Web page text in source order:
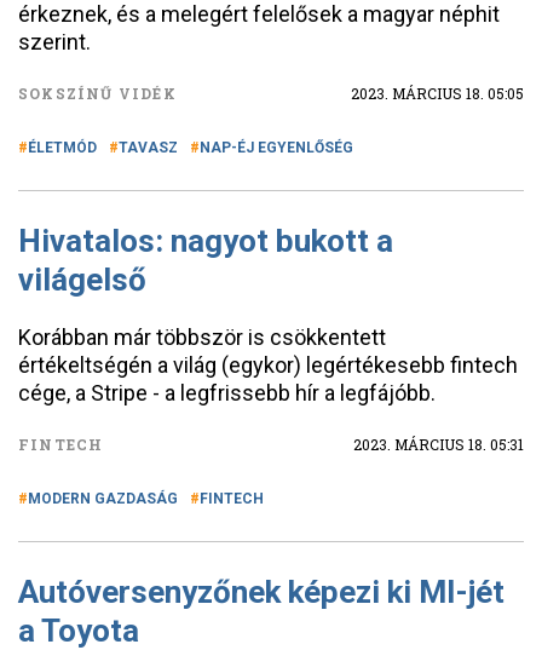
érkeznek, és a melegért felelősek a magyar néphit
szerint.
SOKSZÍNŰ VIDÉK 2023. MÁRCIUS 18. 05:05
ÉLETMÓD TAVASZ NAP-ÉJ EGYENLŐSÉG
Hivatalos: nagyot bukott a
világelső
Korábban már többször is csökkentett
értékeltségén a világ (egykor) legértékesebb fintech
cége, a Stripe - a legfrissebb hír a legfájóbb.
FINTECH 2023. MÁRCIUS 18. 05:31
MODERN GAZDASÁG FINTECH
Autóversenyzőnek képezi ki MI-jét
a Toyota